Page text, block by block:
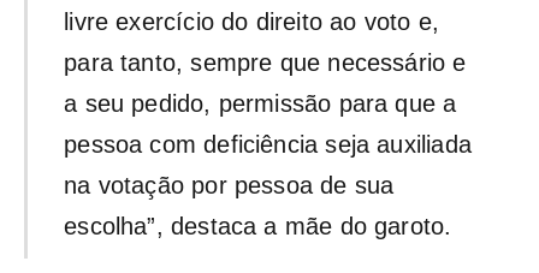
livre exercício do direito ao voto e,
para tanto, sempre que necessário e
a seu pedido, permissão para que a
pessoa com deficiência seja auxiliada
na votação por pessoa de sua
escolha”, destaca a mãe do garoto.